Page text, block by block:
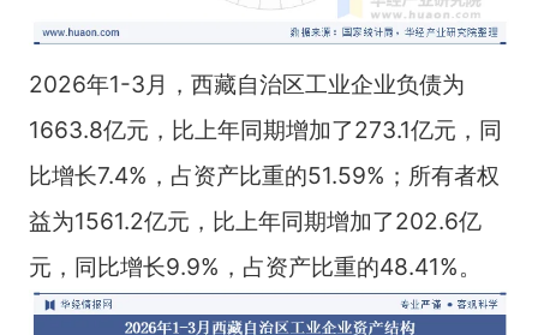
2026年1-3月，西藏自治区工业企业负债为
1663.8亿元，比上年同期增加了273.1亿元，同
比增长7.4%，占资产比重的51.59%；所有者权
益为1561.2亿元，比上年同期增加了202.6亿
元，同比增长9.9%，占资产比重的48.41%。